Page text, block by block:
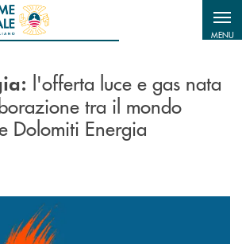
MENU
l'offerta luce e gas nata
tra il mondo
Dolomiti Energia